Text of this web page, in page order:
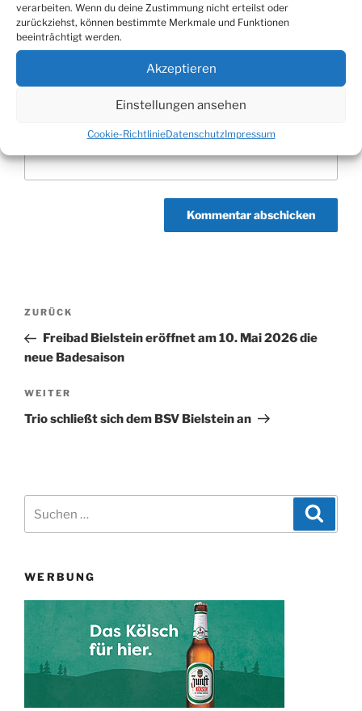
verarbeiten. Wenn du deine Zustimmung nicht erteilst oder
zurückziehst, können bestimmte Merkmale und Funktionen
beeinträchtigt werden.
Akzeptieren
Einstellungen ansehen
Cookie-RichtlinieDatenschutzImpressum
E-Mail-Adresse*
Beitragsnavigation
Vorheriger
Beitrag
ZURÜCK
Freibad Bielstein eröffnet am 10. Mai 2026 die
neue Badesaison
Nächster
Beitrag
WEITER
Trio schließt sich dem BSV Bielstein an
nach:
WERBUNG